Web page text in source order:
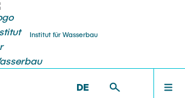
Institut für Wasserbau
DE
FORSCHUNG
PUBLIKATIONEN